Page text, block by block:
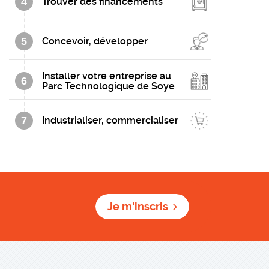
5 Concevoir, développer
6
Installer votre entreprise au
Parc Technologique de Soye
7 Industrialiser, commercialiser
Je m'inscris